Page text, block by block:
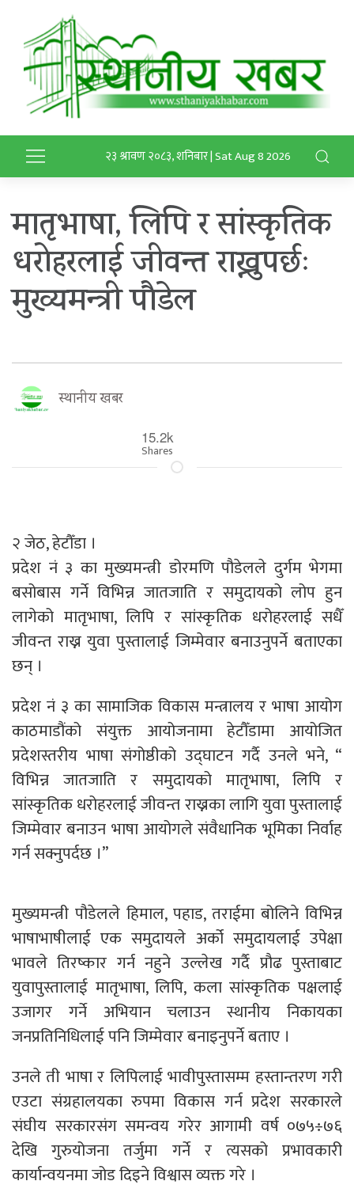
२३ श्रावण २०८३, शनिबार | Sat Aug 8 2026
मातृभाषा, लिपि र सांस्कृतिक
धरोहरलाई जीवन्त राख्नुपर्छः
मुख्यमन्त्री पौडेल
स्थानीय खबर
15.2k
Shares
२ जेठ, हेटौँडा ।
प्रदेश नं ३ का मुख्यमन्त्री डोरमणि पौडेलले दुर्गम भेगमा
बसोबास गर्ने विभिन्न जातजाति र समुदायको लोप हुन
लागेको मातृभाषा, लिपि र सांस्कृतिक धरोहरलाई सधैँ
जीवन्त राख्न युवा पुस्तालाई जिम्मेवार बनाउनुपर्ने बताएका
छन् ।
प्रदेश नं ३ का सामाजिक विकास मन्त्रालय र भाषा आयोग
काठमाडौंको संयुक्त आयोजनामा हेटौँडामा आयोजित
प्रदेशस्तरीय भाषा संगोष्ठीको उद्घाटन गर्दै उनले भने, “
विभिन्न जातजाति र समुदायको मातृभाषा, लिपि र
सांस्कृतिक धरोहरलाई जीवन्त राख्नका लागि युवा पुस्तालाई
जिम्मेवार बनाउन भाषा आयोगले संवैधानिक भूमिका निर्वाह
गर्न सक्नुपर्दछ ।”
मुख्यमन्त्री पौडेलले हिमाल, पहाड, तराईमा बोलिने विभिन्न
भाषाभाषीलाई एक समुदायले अर्को समुदायलाई उपेक्षा
भावले तिरष्कार गर्न नहुने उल्लेख गर्दै प्रौढ पुस्ताबाट
युवापुस्तालाई मातृभाषा, लिपि, कला सांस्कृतिक पक्षलाई
उजागर गर्ने अभियान चलाउन स्थानीय निकायका
जनप्रतिनिधिलाई पनि जिम्मेवार बनाइनुपर्ने बताए ।
उनले ती भाषा र लिपिलाई भावीपुस्तासम्म हस्तान्तरण गरी
एउटा संग्रहालयका रुपमा विकास गर्न प्रदेश सरकारले
संघीय सरकारसंग समन्वय गरेर आगामी वर्ष ०७५÷७६
देखि गुरुयोजना तर्जुमा गर्ने र त्यसको प्रभावकारी
कार्यान्वयनमा जोड दिइने विश्वास व्यक्त गरे ।